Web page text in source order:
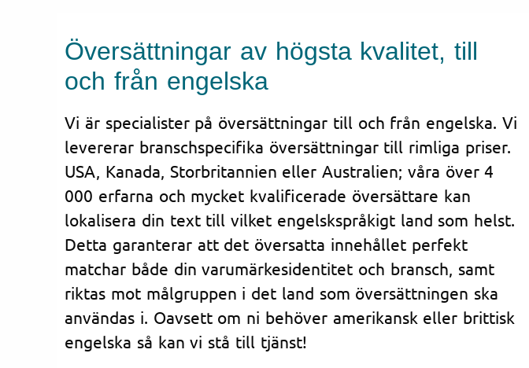
Översättningar av högsta kvalitet, till
och från engelska
Vi är specialister på översättningar till och från engelska. Vi
levererar branschspecifika översättningar till rimliga priser.
USA, Kanada, Storbritannien eller Australien; våra över 4
000 erfarna och mycket kvalificerade översättare kan
lokalisera din text till vilket engelskspråkigt land som helst.
Detta garanterar att det översatta innehållet perfekt
matchar både din varumärkesidentitet och bransch, samt
riktas mot målgruppen i det land som översättningen ska
användas i. Oavsett om ni behöver amerikansk eller brittisk
engelska så kan vi stå till tjänst!